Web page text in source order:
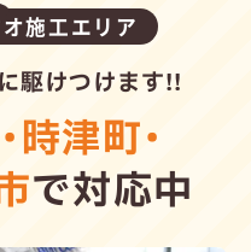
施工エリア
駆けつけます!!
時津町・
で対応中